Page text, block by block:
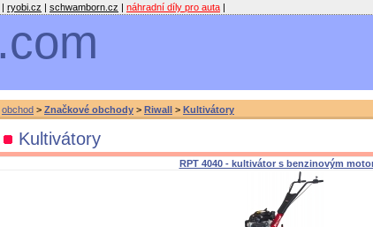
| ryobi.cz | schwamborn.cz | náhradní díly pro auta |
.com
obchod > Značkové obchody > Riwall > Kultivátory
Kultivátory
RPT 4040 - kultivátor s benzinovým